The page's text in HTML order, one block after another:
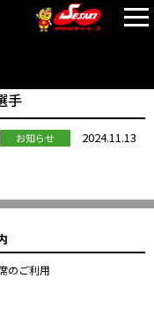
手
お知らせ 2024.11.13
のご利用